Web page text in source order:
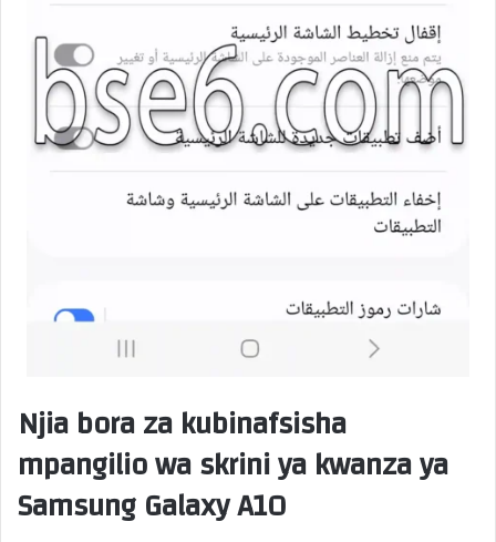
Njia bora za kubinafsisha
mpangilio wa skrini ya kwanza ya
Samsung Galaxy A10